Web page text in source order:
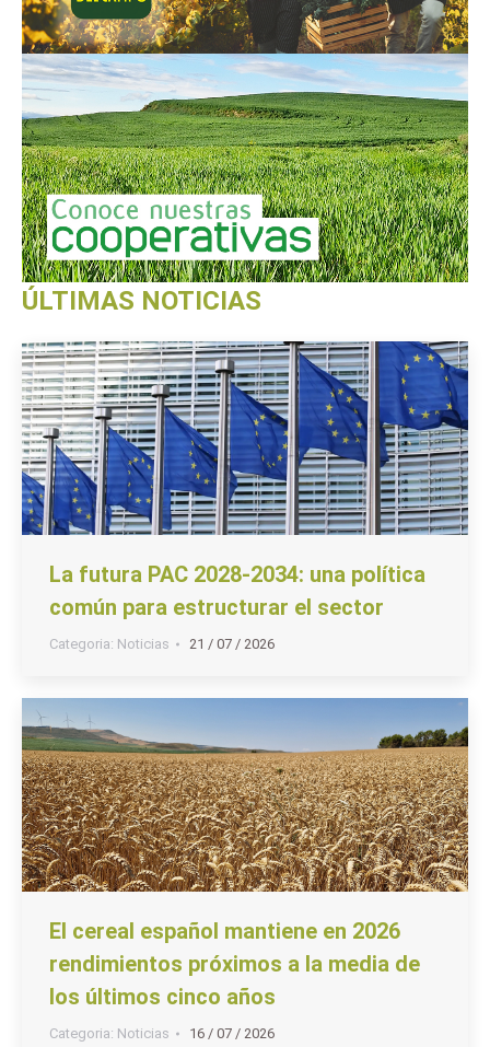
ÚLTIMAS NOTICIAS
La futura PAC 2028-2034: una política
común para estructurar el sector
Categoria: Noticias 21 / 07 / 2026
El cereal español mantiene en 2026
rendimientos próximos a la media de
los últimos cinco años
Categoria: Noticias 16 / 07 / 2026